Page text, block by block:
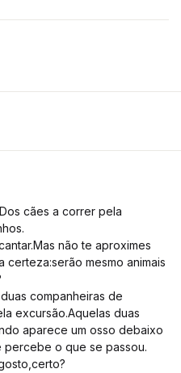
cães a correr pela
não te aproximes
certeza:serão mesmo animais
companheiras de
excursão.Aquelas duas
aparece um osso debaixo
percebe o que se passou.